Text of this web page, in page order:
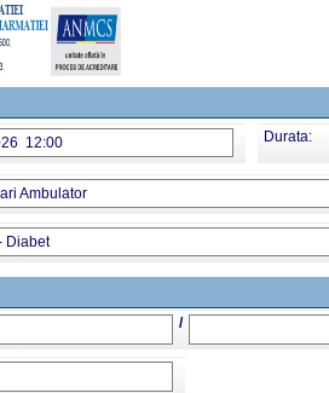
12:00 Durata:
Ambulator
Diabet
/